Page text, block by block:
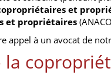
et
et propriétaires
appel à un avocat de
la